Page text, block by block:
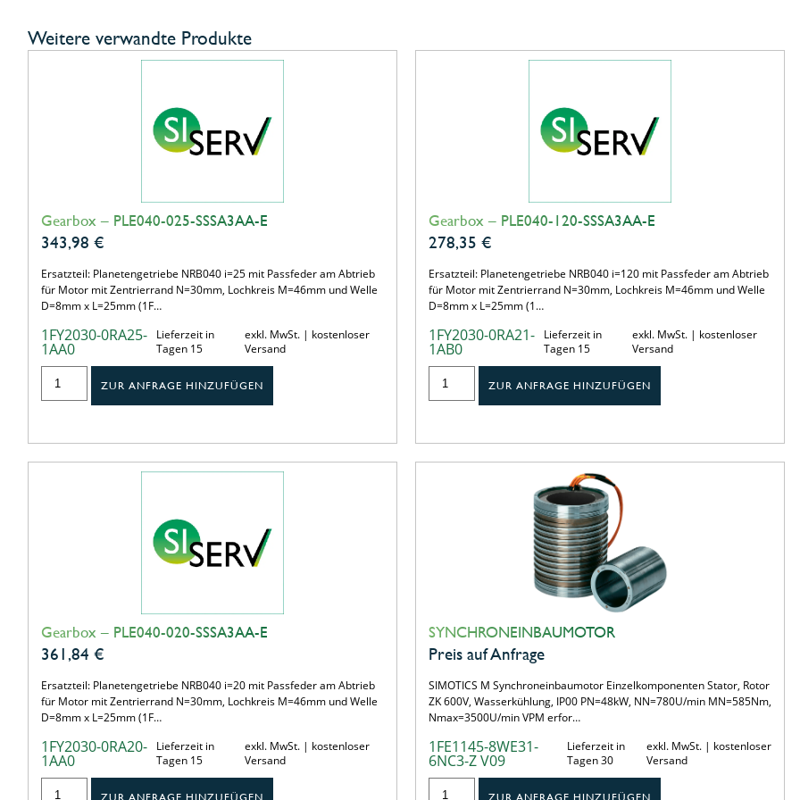
Weitere verwandte Produkte
Gearbox – PLE040-025-SSSA3AA-E
343,98 €
Ersatzteil: Planetengetriebe NRB040 i=25 mit Passfeder am Abtrieb
für Motor mit Zentrierrand N=30mm, Lochkreis M=46mm und Welle
D=8mm x L=25mm (1F…
1FY2030-0RA25-
1AA0
Lieferzeit in
Tagen 15
exkl. MwSt. | kostenloser
Versand
ZUR ANFRAGE HINZUFÜGEN
Gearbox – PLE040-120-SSSA3AA-E
278,35 €
Ersatzteil: Planetengetriebe NRB040 i=120 mit Passfeder am Abtrieb
für Motor mit Zentrierrand N=30mm, Lochkreis M=46mm und Welle
D=8mm x L=25mm (1…
1FY2030-0RA21-
1AB0
Lieferzeit in
Tagen 15
exkl. MwSt. | kostenloser
Versand
ZUR ANFRAGE HINZUFÜGEN
Gearbox – PLE040-020-SSSA3AA-E
361,84 €
Ersatzteil: Planetengetriebe NRB040 i=20 mit Passfeder am Abtrieb
für Motor mit Zentrierrand N=30mm, Lochkreis M=46mm und Welle
D=8mm x L=25mm (1F…
1FY2030-0RA20-
1AA0
Lieferzeit in
Tagen 15
exkl. MwSt. | kostenloser
Versand
ZUR ANFRAGE HINZUFÜGEN
SYNCHRONEINBAUMOTOR
Preis auf Anfrage
SIMOTICS M Synchroneinbaumotor Einzelkomponenten Stator, Rotor
ZK 600V, Wasserkühlung, IP00 PN=48kW, NN=780U/min MN=585Nm,
Nmax=3500U/min VPM erfor…
1FE1145-8WE31-
6NC3-Z V09
Lieferzeit in
Tagen 30
exkl. MwSt. | kostenloser
Versand
ZUR ANFRAGE HINZUFÜGEN